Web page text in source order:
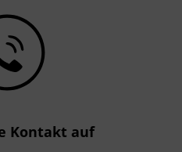
Kontakt auf